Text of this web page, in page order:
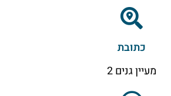
כתובת
מעיין גנים 2